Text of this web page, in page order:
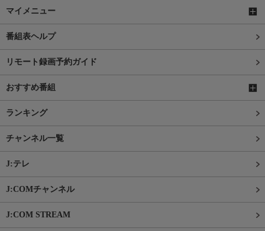
マイメニュー
番組表ヘルプ
リモート録画予約ガイド
おすすめ番組
ランキング
チャンネル一覧
J:テレ
J:COMチャンネル
J:COM STREAM